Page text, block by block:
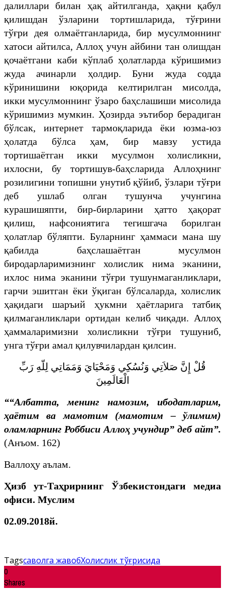
далиллари билан ҳақ айтилганда, ҳақни қабул
қилишдан ўзларини тортишларида, тўғрини
тўғри дея олмаётганларида, бир мусулмоннинг
хатоси айтилса, Аллоҳ учун айбини тан олишдан
қочаётгани каби кўплаб ҳолатларда кўришимиз
жуда ачинарли ҳолдир. Буни жуда содда
кўринишини юқорида келтирилган мисолда,
икки мусулмоннинг ўзаро баҳслашиши мисолида
кўришимиз мумкин. Ҳозирда эътибор берадиган
бўлсак, интернет тармоқларида ёки юзма-юз
ҳолатда бўлса ҳам, бир мавзу устида
тортишаётган икки мусулмон холисликни,
ихлосни, бу тортишув-баҳсларида Аллоҳнинг
розилигини топишни унутиб қўйиб, ўзлари тўғри
деб ушлаб олган тушунча учунгина
курашишяпти, бир-бирларини ҳатто ҳақорат
қилиш, нафсониятига тегишгача борилган
ҳолатлар бўляпти. Буларнинг ҳаммаси мана шу
қабилда баҳслашаётган мусулмон
биродарларимизнинг холислик нима эканини,
ихлос нима эканини тўғри тушунмаганликлари,
гарчи эшитган ёки ўқиган бўлсаларда, холислик
ҳақидаги шаръий ҳукмни ҳаётларига татбиқ
қилмаганликлари ортидан келиб чиқади. Аллоҳ
ҳаммаларимизни холисликни тўғри тушуниб,
унга тўғри амал қилувчилардан қилсин.
قُلْ إِنَّ صَلاَتِي وَنُسُكِي وَمَحْيَايَ وَمَمَاتِي لِلّهِ رَبِّ
الْعَالَمِينَ
““Албатта, менинг намозим, ибодатларим,
ҳаётим ва мамотим (мамотим – ўлимим)
оламларнинг Роббиси Аллоҳ учундир” деб айт”.
(Анъом. 162)
Валлоҳу аълам.
Ҳизб ут-Таҳрирнинг Ўзбекистондаги медиа
офиси. Муслим
02.09.2018й.
Tagsсаволга жавобХолислик тўғрисида
0
Shares